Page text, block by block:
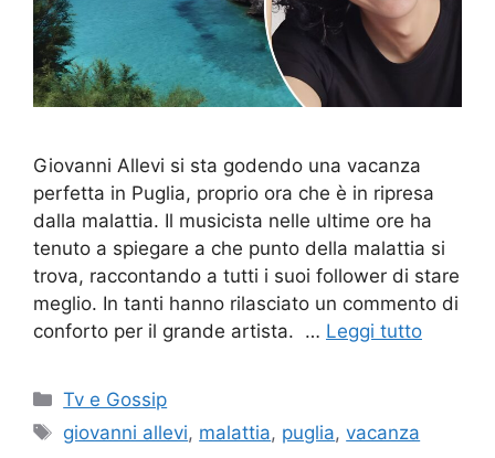
Giovanni Allevi si sta godendo una vacanza
perfetta in Puglia, proprio ora che è in ripresa
dalla malattia. Il musicista nelle ultime ore ha
tenuto a spiegare a che punto della malattia si
trova, raccontando a tutti i suoi follower di stare
meglio. In tanti hanno rilasciato un commento di
conforto per il grande artista. … Leggi tutto
Categorie
Tv e Gossip
Tag
giovanni allevi, malattia, puglia,vacanza